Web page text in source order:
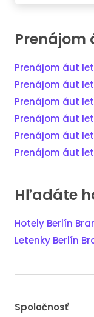
Prenájom
Prenájom áut
Prenájom áut
Prenájom áut
Prenájom áut
Prenájom áut
Prenájom áut
Hľadáte
Hotely Berlín
Letenky Berlín
Spoločnosť